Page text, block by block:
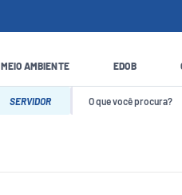
MEIO AMBIENTE EDOB
SERVIDOR